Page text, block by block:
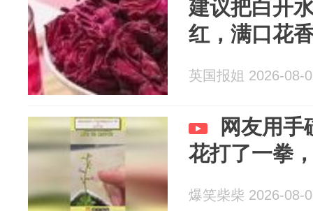
建议把白开
红，满口花
英国报姐 2026-08-
网友用手
花打了一拳
爆笑柴柴 2026-08-